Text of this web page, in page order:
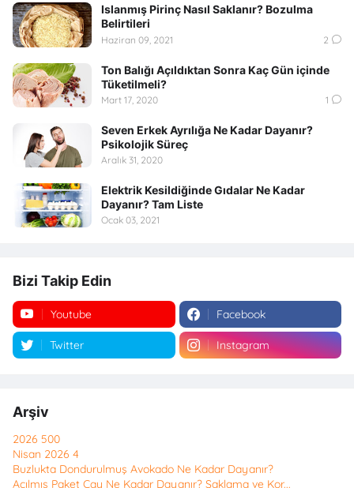
Islanmış Pirinç Nasıl Saklanır? Bozulma
Belirtileri
Haziran 09, 2021 2
Ton Balığı Açıldıktan Sonra Kaç Gün içinde
Tüketilmeli?
Mart 17, 2020 1
Seven Erkek Ayrılığa Ne Kadar Dayanır?
Psikolojik Süreç
Aralık 31, 2020
Elektrik Kesildiğinde Gıdalar Ne Kadar
Dayanır? Tam Liste
Ocak 03, 2021
Bizi Takip Edin
Youtube Facebook
Twitter Instagram
Arşiv
2026 500
Nisan 2026 4
Buzlukta Dondurulmuş Avokado Ne Kadar Dayanır?
Açılmış Paket Çay Ne Kadar Dayanır? Saklama ve Kor...